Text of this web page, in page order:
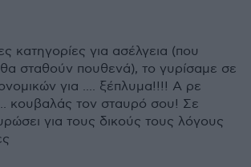
κατηγορίες για ασέλγεια (που
σταθούν πουθενά), το γυρίσαμε σε
για .... ξέπλυμα!!!! Α ρε
κουβαλάς τον σταυρό σου! Σε
για τους δικούς τους λόγους